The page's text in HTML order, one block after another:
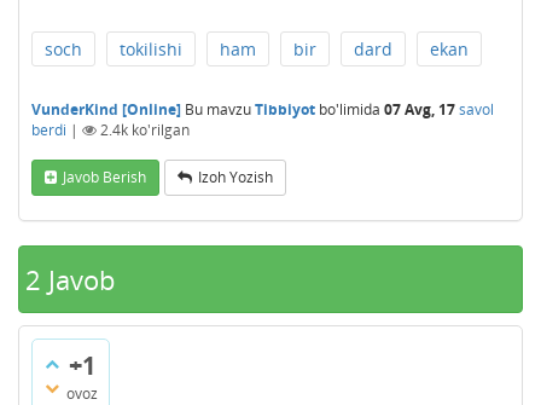
soch tokilishi ham bir dard ekan
VunderKind [Online] Bu mavzuTibbiyot bo'limida 07 Avg, 17savol
berdi | 2.4k ko'rilgan
Javob Berish Izoh Yozish
2 Javob
+1
ovoz